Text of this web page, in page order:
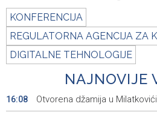
KONFERENCIJA
REGULATORNA AGENCIJA ZA
DIGITALNE TEHNOLOGIJE
NAJNOVIJE
16:08 Otvorena džamija u